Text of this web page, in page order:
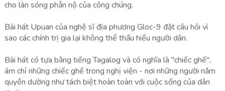
cho làn sóng phẫn nộ của công chúng.
Bài hát Upuan của nghệ sĩ địa phương Gloc-9 đặt câu hỏi vì
sao các chính trị gia lại không thể thấu hiểu người dân.
Bài hát có tựa bằng tiếng Tagalog và có nghĩa là "chiếc ghế",
ám chỉ những chiếc ghế trong nghị viện - nơi những người nắm
quyền dường như tách biệt hoàn toàn với cuộc sống của dân